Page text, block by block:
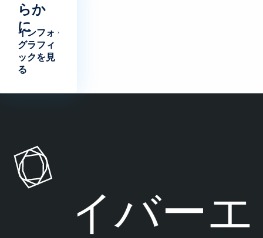
らか
に
インフォ
グラフィ
ックを見
る
イバーエ